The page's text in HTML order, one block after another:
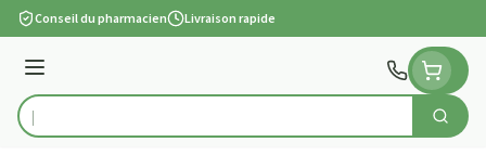
Aller au contenu
Conseil du pharmacien Livraison rapide
Menu
Rechercher